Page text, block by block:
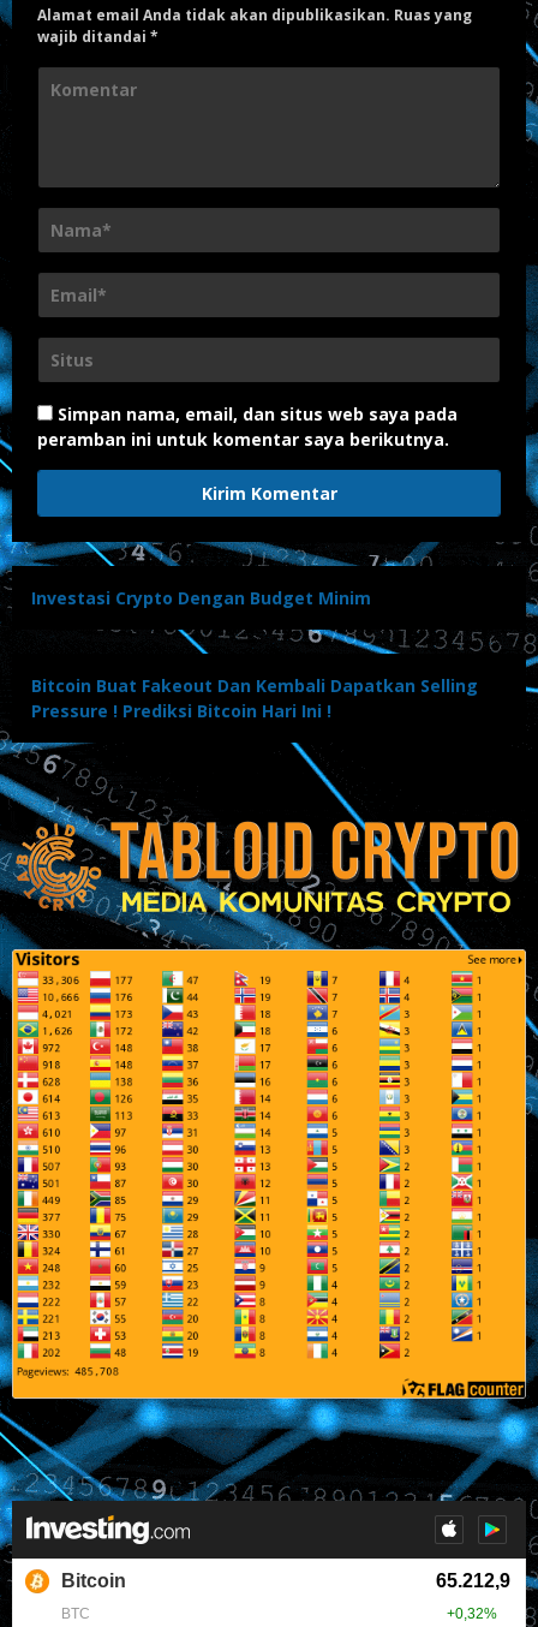
Alamat email Anda tidak akan dipublikasikan. Ruas yang
wajib ditandai *
Simpan nama, email, dan situs web saya pada
peramban ini untuk komentar saya berikutnya.
Investasi Crypto Dengan Budget Minim
Bitcoin Buat Fakeout Dan Kembali Dapatkan Selling
Pressure ! Prediksi Bitcoin Hari Ini !